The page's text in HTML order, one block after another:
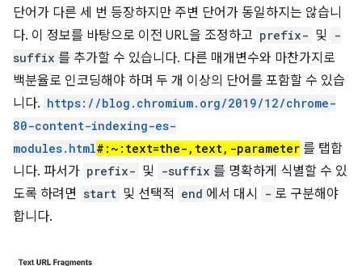
단어가 다른 세 번 등장하지만 주변 단어가 동일하지는 않습니
다. 이 정보를 바탕으로 이전 URL을 조정하고 prefix- 및
-
suffix 를 추가할 수 있습니다. 다른 매개변수와 마찬가지로
백분율로 인코딩해야 하며 두 개 이상의 단어를 포함할 수 있습
니다. https://blog.chromium.org/2019/12/chrome-
80-content-indexing-es-
modules.html#:~:text=the-,text,-parameter 를 탭합
니다. 파서가 prefix- 및 -suffix 를 명확하게 식별할 수 있
도록 하려면 start 및 선택적 end 에서 대시 - 로 구분해야
합니다.